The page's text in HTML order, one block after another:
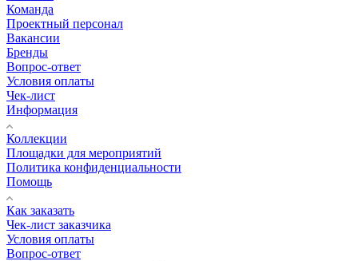
Команда
Проектный персонал
Вакансии
Бренды
Вопрос-ответ
Условия оплаты
Чек-лист
Информация
Коллекции
Площадки для мероприятий
Политика конфиденциальности
Помощь
Как заказать
Чек-лист заказчика
Условия оплаты
Вопрос-ответ